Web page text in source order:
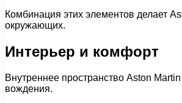
Комбинация этих элементов делает
окружающих.
Интерьер и комфорт
Внутреннее пространство Aston
вождения.